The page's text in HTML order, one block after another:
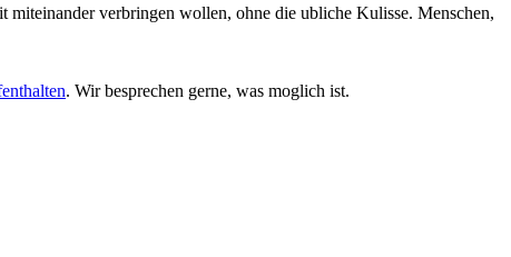
verbringen wollen, ohne die ubliche Kulisse. Menschen,
. Wir besprechen gerne, was moglich ist.